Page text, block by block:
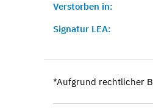
Verstorben in:
Signatur LEA:
*Aufgrund rechtlicher